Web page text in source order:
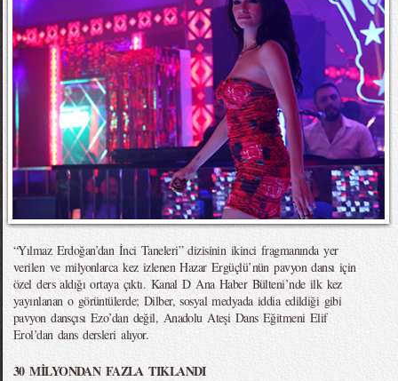
“Yılmaz Erdoğan’dan İnci Taneleri” dizisinin ikinci fragmanında yer
verilen ve milyonlarca kez izlenen Hazar Ergüçlü’nün pavyon dansı için
özel ders aldığı ortaya çıktı. Kanal D Ana Haber Bülteni’nde ilk kez
yayınlanan o görüntülerde; Dilber, sosyal medyada iddia edildiği gibi
pavyon dansçısı Ezo’dan değil, Anadolu Ateşi Dans Eğitmeni Elif
Erol’dan dans dersleri alıyor.
30 MİLYONDAN FAZLA TIKLANDI